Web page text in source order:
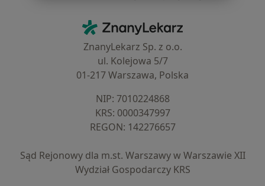
ZnanyLekarz - Strona główna
ZnanyLekarz Sp. z o.o.
ul. Kolejowa 5/7
01-217 Warszawa, Polska
NIP: ⁠7010224868
KRS: ⁠0000347997
REGON: ⁠142276657
Sąd Rejonowy dla m.st. Warszawy w Warszawie XII
Wydział Gospodarczy KRS